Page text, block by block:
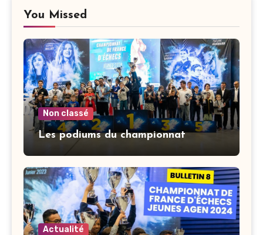
You Missed
Non classé
Les podiums du championnat
Actualité